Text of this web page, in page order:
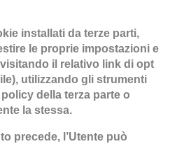
installati da terze parti,
le proprie impostazioni e
il relativo link di opt
utilizzando gli strumenti
della terza parte o
la stessa.
precede, l’Utente può